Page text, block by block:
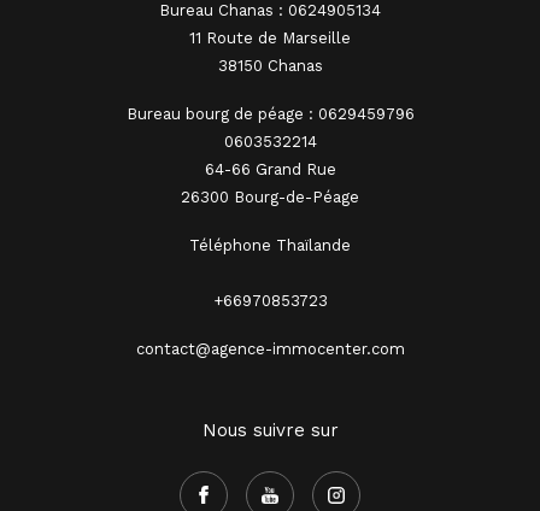
Bureau Chanas : 0624905134
11 Route de Marseille
38150 Chanas
Bureau bourg de péage : 0629459796
0603532214
64-66 Grand Rue
26300 Bourg-de-Péage
Téléphone Thaïlande
+66970853723
contact@agence-immocenter.com
Nous suivre sur